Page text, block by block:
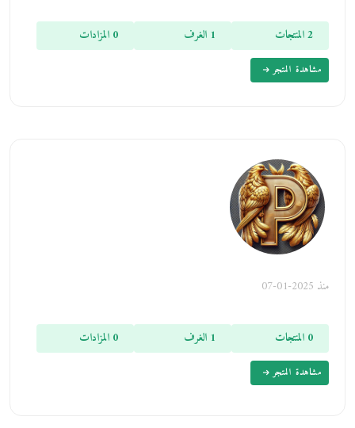
2 المنتجات 1 الغرف 0 المزادات
مشاهدة المتجر
منذ 2025-01-07
0 المنتجات 1 الغرف 0 المزادات
مشاهدة المتجر